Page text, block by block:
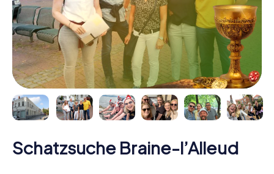
Schatzsuche Braine-l’Alleud